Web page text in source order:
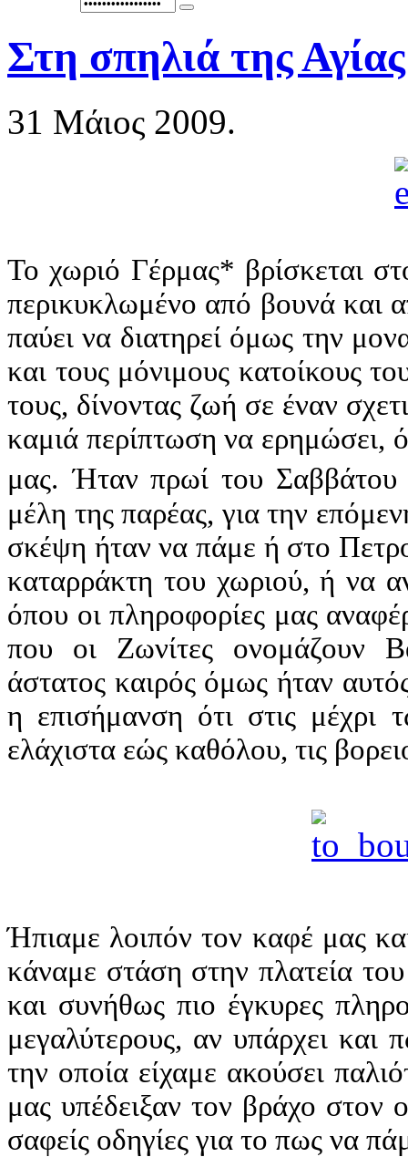
Στη σπηλιά της
31 Μάιος 2009.
Το χωριό Γέρμας* βρίσκεται
περικυκλωμένο από βουνά και
παύει να διατηρεί όμως την
και τους μόνιμους κατοίκους
τους, δίνοντας ζωή σε έναν
καμιά περίπτωση να ερημώσει,
μας. Ήταν πρωί του Σαββάτου
μέλη της παρέας, για την
σκέψη ήταν να πάμε ή στο
καταρράκτη του χωριού, ή να
όπου οι πληροφορίες μας
που οι Ζωνίτες ονομάζουν
άστατος καιρός όμως ήταν
η επισήμανση ότι στις μέχρι
ελάχιστα εώς καθόλου, τις
Ήπιαμε λοιπόν τον καφέ μας
κάναμε στάση στην πλατεία του
και συνήθως πιο έγκυρες
μεγαλύτερους, αν υπάρχει
την οποία είχαμε ακούσει
μας υπέδειξαν τον βράχο στον
σαφείς οδηγίες για το πως να